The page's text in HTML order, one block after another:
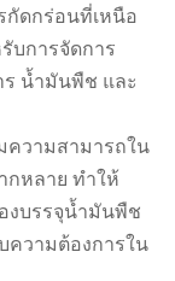
กัดกร่อนที่เหนือ
บการจัดการ
น้ำมันพืช และ
ความสามารถใน
กหลาย ทำให้
งบรรจุน้ำมันพืช
ความต้องการใน